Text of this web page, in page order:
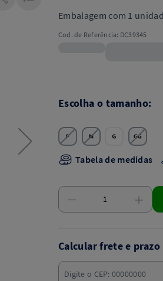
Embalagem com 1
Cod. de Referência: DC39345
Escolha o tamanho:
Tabela de medidas
Calcular frete e prazo